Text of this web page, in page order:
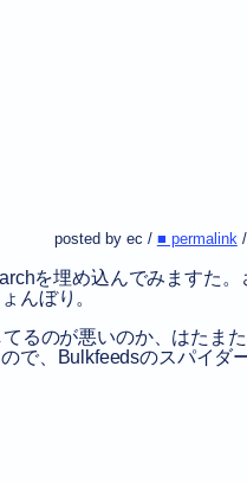
posted by ec / ■ permalink /
を埋め込んでみますた
んぼり。
るのが悪いのか、はたま
で、Bulkfeedsのスパイダ